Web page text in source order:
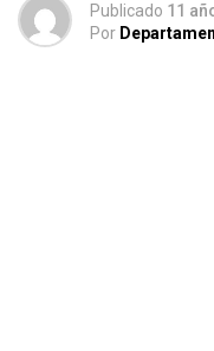
Publicado 11
Por